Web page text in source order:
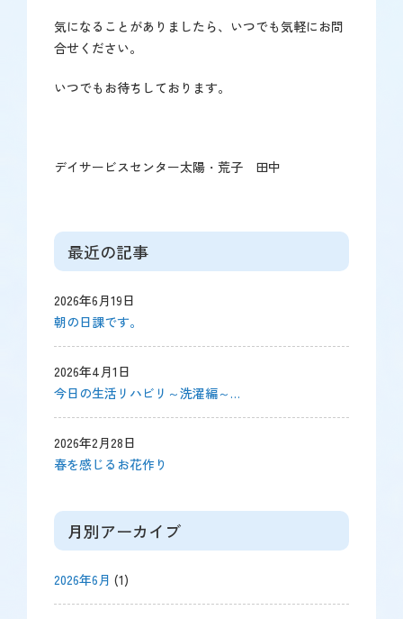
気になることがありましたら、いつでも気軽にお問
合せください。
いつでもお待ちしております。
デイサービスセンター太陽・荒子 田中
最近の記事
2026年6月19日
朝の日課です。
2026年4月1日
今日の生活リハビリ～洗濯編～…
2026年2月28日
春を感じるお花作り
月別アーカイブ
2026年6月 (1)